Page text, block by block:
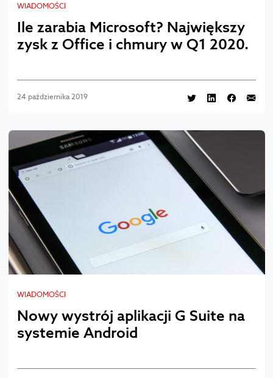
WIADOMOŚCI
Ile zarabia Microsoft? Największy
zysk z Office i chmury w Q1 2020.
24 października 2019
WIADOMOŚCI
Nowy wystrój aplikacji G Suite na
systemie Android